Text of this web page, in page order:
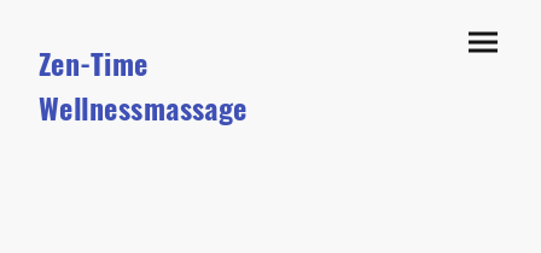
Zen-Time
Wellnessmassage